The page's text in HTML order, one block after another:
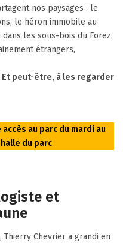
nos paysages : le
le héron immobile au
les sous-bois du Forez.
étrangers,
Et peut-être, à les regarder
au parc du mardi au
du parc
et
Chevrier a grandi en